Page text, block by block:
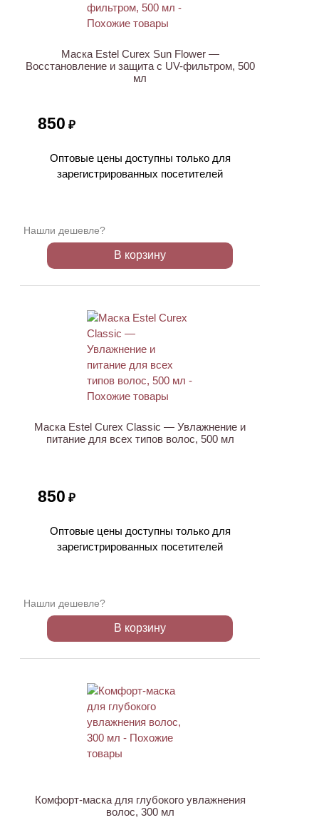
Маска Estel Curex Sun Flower —
Восстановление и защита с UV-фильтром, 500
мл
850 ₽
Оптовые цены доступны только для
зарегистрированных посетителей
Нашли дешевле?
В корзину
Маска Estel Curex Classic — Увлажнение и
питание для всех типов волос, 500 мл
850 ₽
Оптовые цены доступны только для
зарегистрированных посетителей
Нашли дешевле?
В корзину
Комфорт-маска для глубокого увлажнения
волос, 300 мл